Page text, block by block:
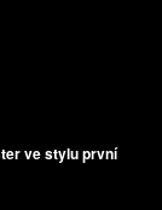
ve stylu první